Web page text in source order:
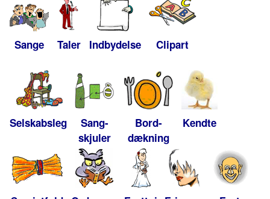
Sange Taler Indbydelse Clipart
Selskabsleg
Sang-
skjuler
Bord-
dækning
Kendte